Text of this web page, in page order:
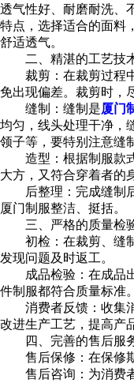
透气性好、耐磨耐洗、
特点，选择适合的面料
舒适透气。
二、精湛的工艺技
裁剪：在裁剪过程中
免出现偏差。裁剪时，
缝制：缝制是厦门
均匀，线头处理干净，
领子等，要特别注意缝
造型：根据制服款式
大方，又符合穿着者的
后整理：完成缝制后
厦门制服整洁、挺括。
三、严格的质量检
初检：在裁剪、缝制
发现问题及时返工。
成品检验：在成品出
件制服都符合质量标准。
消费者反馈：收集消
改进生产工艺，提高产
四、完善的售后服
售后保修：在保修期
售后咨询：为消费者